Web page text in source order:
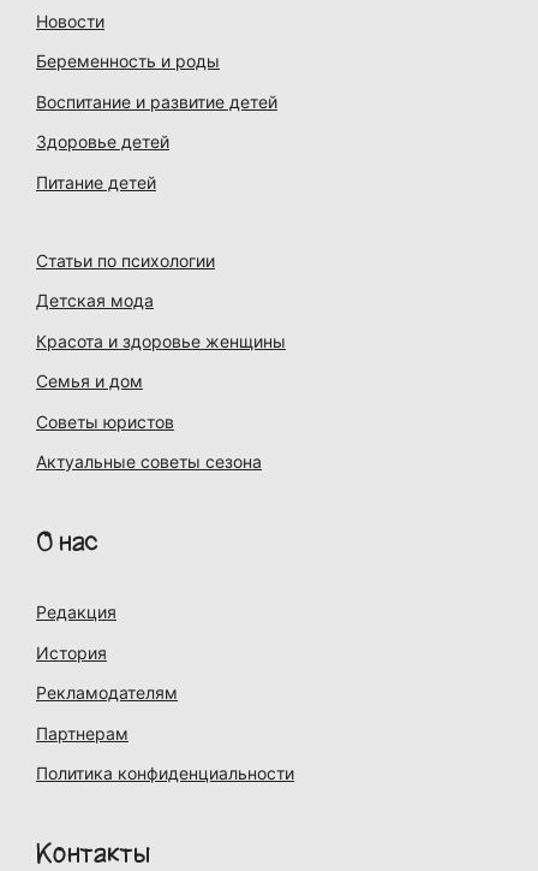
Новости
Беременность и роды
Воспитание и развитие детей
Здоровье детей
Питание детей
Статьи по психологии
Детская мода
Красота и здоровье женщины
Семья и дом
Советы юристов
Актуальные советы сезона
О нас
Редакция
История
Рекламодателям
Партнерам
Политика конфиденциальности
Контакты